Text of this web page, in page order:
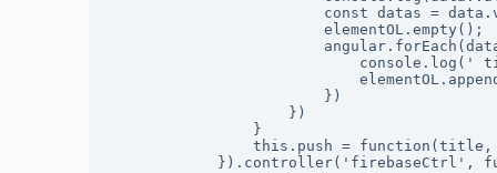
const datas =
                        elementOL.empty();
console.log('
                        })
                    })
                }
this.push =
}).controller('firebaseCtrl',